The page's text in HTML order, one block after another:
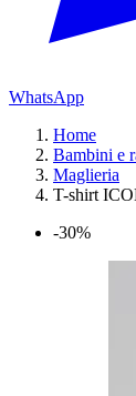
WhatsApp
Home
Bambini e
Maglieria
T-shirt
-30%